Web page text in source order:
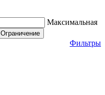
Максимальная
Ограничение
Фильтры